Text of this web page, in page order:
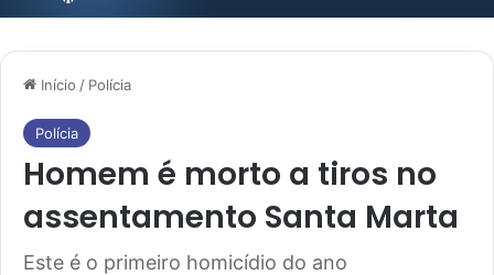
Início / Polícia
Polícia
Homem é morto a tiros no
assentamento Santa Marta
Este é o primeiro homicídio do ano